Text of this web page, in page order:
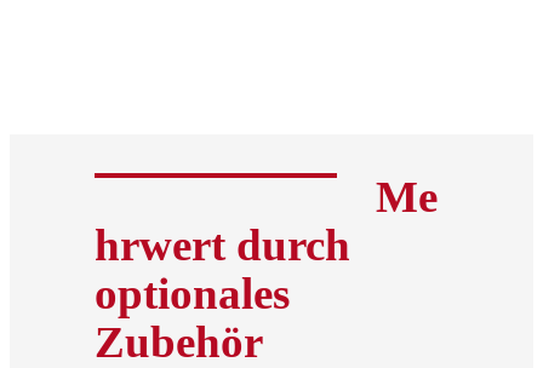
Me
hrwert durch
optionales
Zubehör